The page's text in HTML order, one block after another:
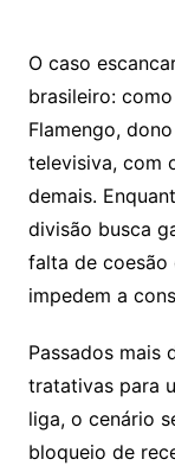
O caso
brasileiro:
Flamengo,
televisiva, com
demais.
divisão busca
falta de coesão
impedem a
Passados mais
tratativas para
liga, o cenário
bloqueio de